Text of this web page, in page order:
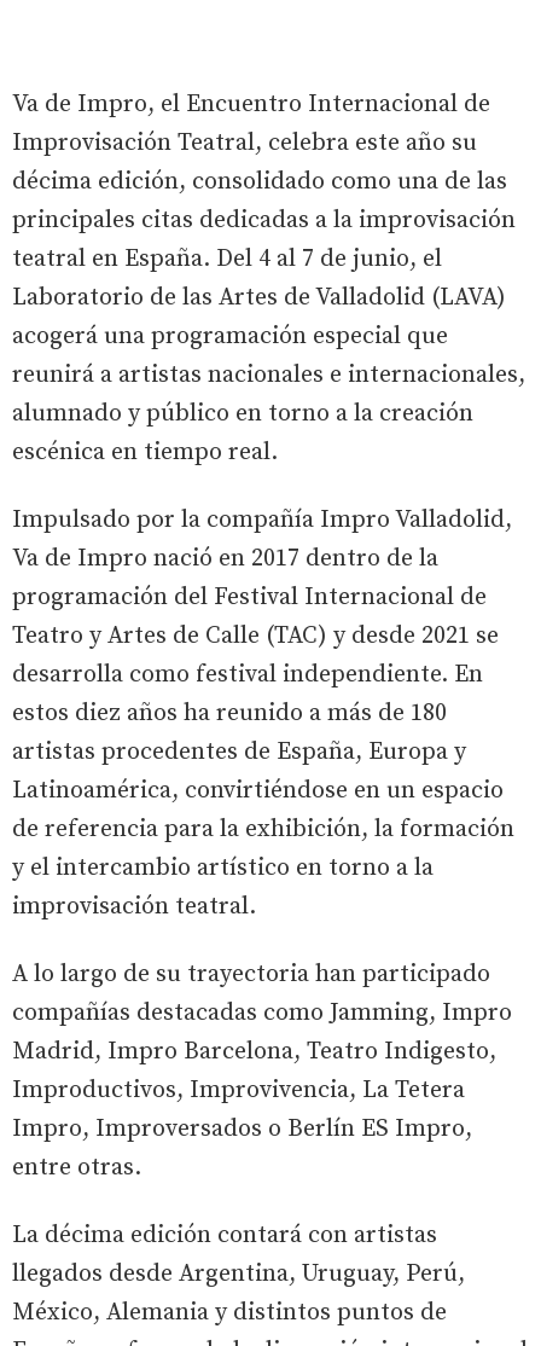
Va de Impro, el Encuentro Internacional de
Improvisación Teatral, celebra este año su
décima edición, consolidado como una de las
principales citas dedicadas a la improvisación
teatral en España. Del 4 al 7 de junio, el
Laboratorio de las Artes de Valladolid (LAVA)
acogerá una programación especial que
reunirá a artistas nacionales e internacionales,
alumnado y público en torno a la creación
escénica en tiempo real.
Impulsado por la compañía Impro Valladolid,
Va de Impro nació en 2017 dentro de la
programación del Festival Internacional de
Teatro y Artes de Calle (TAC) y desde 2021 se
desarrolla como festival independiente. En
estos diez años ha reunido a más de 180
artistas procedentes de España, Europa y
Latinoamérica, convirtiéndose en un espacio
de referencia para la exhibición, la formación
y el intercambio artístico en torno a la
improvisación teatral.
A lo largo de su trayectoria han participado
compañías destacadas como Jamming, Impro
Madrid, Impro Barcelona, Teatro Indigesto,
Improductivos, Improvivencia, La Tetera
Impro, Improversados o Berlín ES Impro,
entre otras.
La décima edición contará con artistas
llegados desde Argentina, Uruguay, Perú,
México, Alemania y distintos puntos de